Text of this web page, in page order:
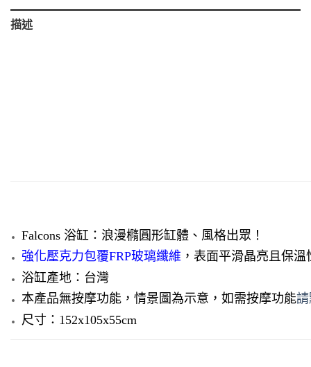
描述
Falcons 浴缸： 浪漫橢圓形缸體、風格出眾！
強化壓克力包覆FRP玻璃纖維 ， 表面平滑晶亮且保溫
浴缸產地：台灣
本產品無按摩功能，情景圖為示意，如需按摩功能
尺寸：152x105x55cm